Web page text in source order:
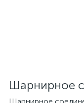
Шарнирное